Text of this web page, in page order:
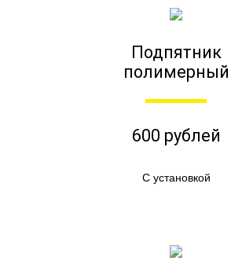
Подпятник
полимерный
600 рублей
С установкой